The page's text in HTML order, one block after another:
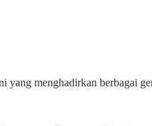
yang menghadirkan berbagai